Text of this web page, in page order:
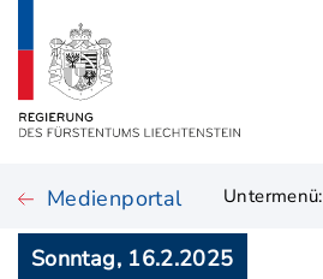
Medienportal Untermenü:
Sonntag, 16.2.2025